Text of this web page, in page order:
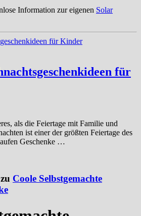
Information zur eigenen Solar
für
als die Feiertage mit Familie und
ist einer der größten Feiertage des
Geschenke …
Coole Selbstgemachte